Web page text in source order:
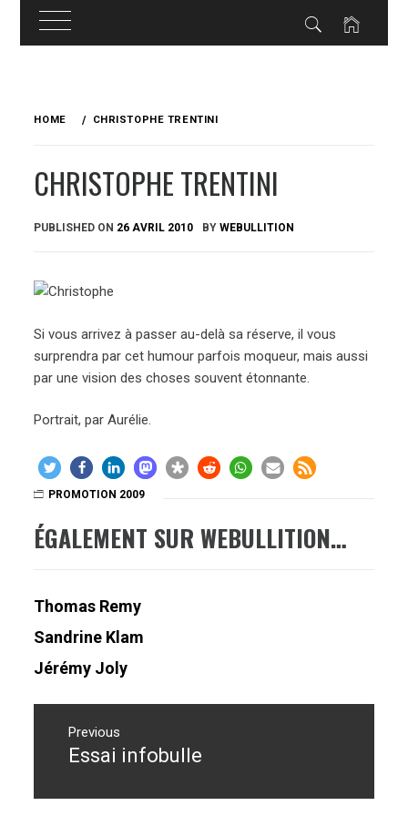
HOME CHRISTOPHE TRENTINI
CHRISTOPHE TRENTINI
PUBLISHED ON 26 AVRIL 2010 BYWEBULLITION
Si vous arrivez à passer au-delà sa réserve, il vous
surprendra par cet humour parfois moqueur, mais aussi
par une vision des choses souvent étonnante.
Portrait, par Aurélie.
PROMOTION 2009
ÉGALEMENT SUR WEBULLITION…
Thomas Remy
Sandrine Klam
Jérémy Joly
Navigation
l’article
Previous
Previous
Essai infobulle